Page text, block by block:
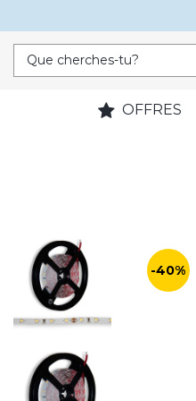
OFFRES
-40%